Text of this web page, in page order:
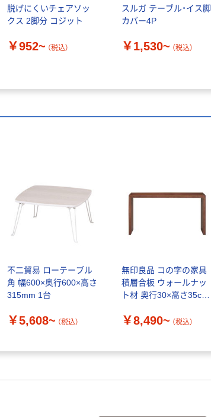
脱げにくいチェアソッ
クス 2脚分 コジット
￥952~ （税込）
スルガ テーブル・イス脚
カバー4P
￥1,530~ （税込）
不二貿易 ローテーブル
角 幅600×奥行600×高さ
315mm 1台
￥5,608~ （税込）
無印良品 コの字の家具
積層合板 ウォールナッ
ト材 奥行30×高さ35cm
￥8,490~ （税込）